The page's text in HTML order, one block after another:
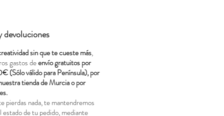
devoluciones
sin que te cueste más,
gastos deenvío gratuitos por
(Sólo válido para Península), por
tienda de Murcia o por
pierdas nada, te mantendremos
de tu pedido, mediante